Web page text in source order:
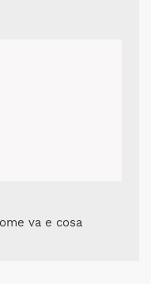
va e cosa